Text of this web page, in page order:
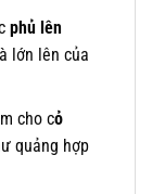
phủ lên
lớn lên của
cho cỏ
quảng hợp